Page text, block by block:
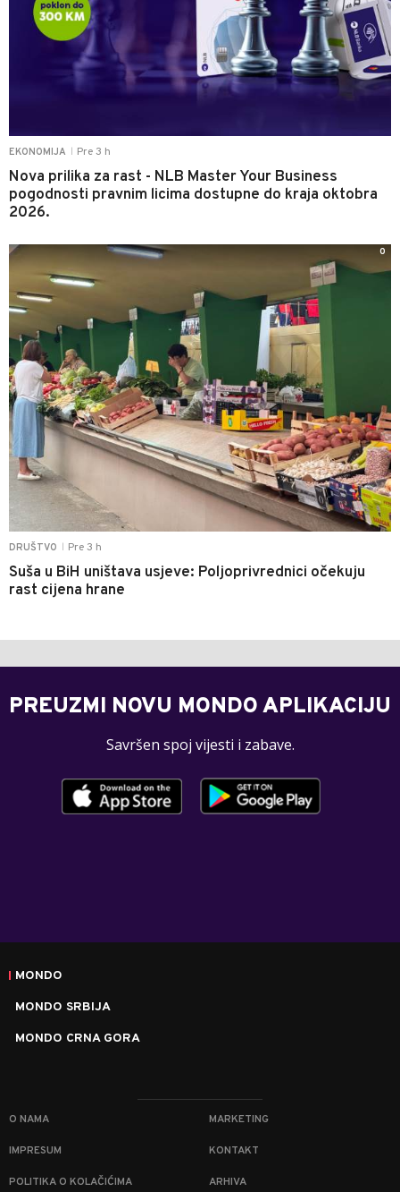
EKONOMIJA Pre 3 h
Nova prilika za rast - NLB Master Your Business
pogodnosti pravnim licima dostupne do kraja oktobra
2026.
DRUŠTVO Pre 3 h
Suša u BiH uništava usjeve: Poljoprivrednici očekuju
rast cijena hrane
0
PREUZMI NOVU MONDO APLIKACIJU
Savršen spoj vijesti i zabave.
MONDO
MONDO SRBIJA
MONDO CRNA GORA
O NAMA MARKETING
IMPRESUM KONTAKT
POLITIKA O KOLAČIĆIMA ARHIVA